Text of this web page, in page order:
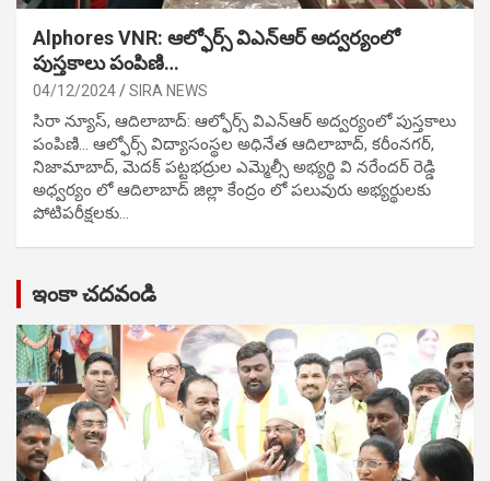
Alphores VNR: ఆల్ఫోర్స్ విఎన్ఆర్ అద్వర్యంలో
పుస్తకాలు పంపిణి…
04/12/2024 SIRA NEWS
సిరా న్యూస్, ఆదిలాబాద్: ఆల్ఫోర్స్ విఎన్ఆర్ అద్వర్యంలో పుస్తకాలు
పంపిణి… ఆల్ఫోర్స్ విద్యాసంస్థల అధినేత ఆదిలాబాద్, కరీంనగర్,
నిజామాబాద్, మెదక్ పట్టభద్రుల ఎమ్మెల్సీ అభ్యర్థి వి నరేందర్ రెడ్డి
అధ్వర్యం లో ఆదిలాబాద్ జిల్లా కేంద్రం లో పలువురు అభ్యర్థులకు
పోటిప‌రీక్ష‌ల‌కు…
ఇంకా చదవండి